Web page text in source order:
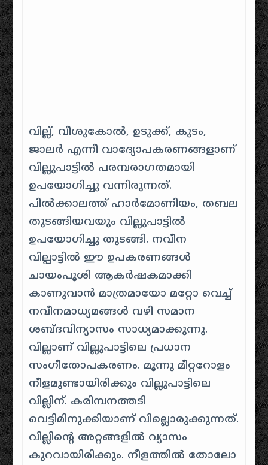
വില്ല്, വീശുകോൽ, ഉടുക്ക്, കുടം,
ജാലർ എന്നീ വാദ്യോപകരണങ്ങളാണ്‌
വില്ലുപാട്ടിൽ പരമ്പരാഗതമായി
ഉപയോഗിച്ചു വന്നിരുന്നത്.
പിൽക്കാലത്ത് ഹാർമോണിയം, തബല
തുടങ്ങിയവയും വില്ലുപാട്ടിൽ
ഉപയോഗിച്ചു തുടങ്ങി. നവീന
വില്പാട്ടിൽ ഈ ഉപകരണങ്ങൾ
ചായംപൂശി ആകർഷകമാക്കി
കാണുവാൻ മാത്രമായോ മറ്റോ വെച്ച്
നവീനമാധ്യമങ്ങൾ വഴി സമാന
ശബ്ദവിന്യാസം സാധ്യമാക്കുന്നു.
വില്ലാണ്‌ വില്ലുപാട്ടിലെ പ്രധാന
സംഗീതോപകരണം. മൂന്നു മീറ്ററോളം
നീളമുണ്ടായിരിക്കും വില്ലുപാട്ടിലെ
വില്ലിന്‌. കരിമ്പനത്തടി
വെട്ടിമിനുക്കിയാണ്‌ വില്ലൊരുക്കുന്നത്.
വില്ലിന്റെ അറ്റങ്ങളിൽ വ്യാസം
കുറവായിരിക്കും. നീളത്തിൽ തോലോ